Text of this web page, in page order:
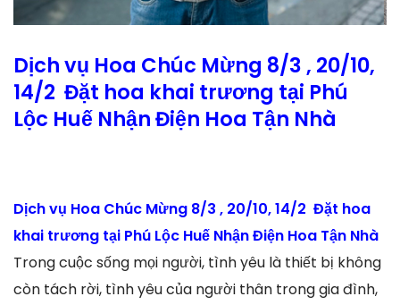
Dịch vụ Hoa Chúc Mừng 8/3 , 20/10,
14/2 Đặt hoa khai trương tại Phú
Lộc Huế Nhận Điện Hoa Tận Nhà
Dịch vụ Hoa Chúc Mừng 8/3 , 20/10, 14/2 Đặt hoa
khai trương tại Phú Lộc Huế Nhận Điện Hoa Tận Nhà
Trong cuộc sống mọi người, tình yêu là thiết bị không
còn tách rời, tình yêu của người thân trong gia đình,